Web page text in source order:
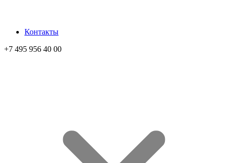
Контакты
+7 495 956 40 00